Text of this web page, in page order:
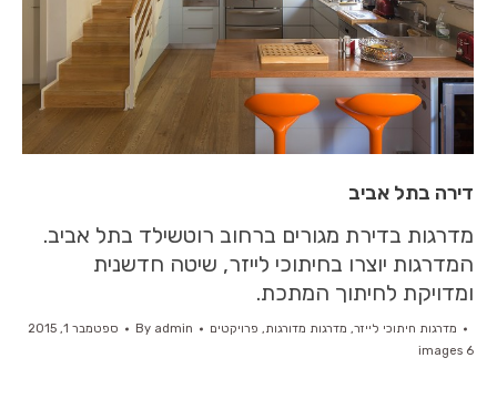
דירה בתל אביב
מדרגות בדירת מגורים ברחוב רוטשילד בתל אביב.
המדרגות יוצרו בחיתוכי לייזר, שיטה חדשנית
ומדויקת לחיתוך המתכת.
מדרגות חיתוכי לייזר, מדרגות מדורגות, פרויקטים By admin
ספטמבר 1, 2015
6 images